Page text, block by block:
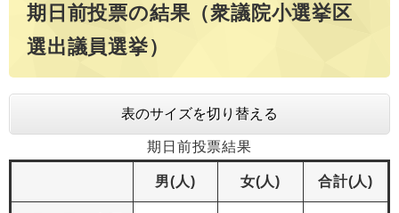
期日前投票の結果（衆議院小選挙区
選出議員選挙）
表のサイズを切り替える
期日前投票結果
男(人) 女(人) 合計(人)